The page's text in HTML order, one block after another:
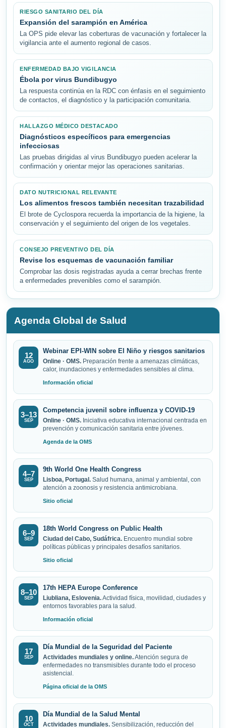
RIESGO SANITARIO DEL DÍA
Expansión del sarampión en América
La OPS pide elevar las coberturas de vacunación y fortalecer la
vigilancia ante el aumento regional de casos.
ENFERMEDAD BAJO VIGILANCIA
Ébola por virus Bundibugyo
La respuesta continúa en la RDC con énfasis en el seguimiento
de contactos, el diagnóstico y la participación comunitaria.
HALLAZGO MÉDICO DESTACADO
Diagnósticos específicos para emergencias
infecciosas
Las pruebas dirigidas al virus Bundibugyo pueden acelerar la
confirmación y orientar mejor las operaciones sanitarias.
DATO NUTRICIONAL RELEVANTE
Los alimentos frescos también necesitan trazabilidad
El brote de Cyclospora recuerda la importancia de la higiene, la
conservación y el seguimiento del origen de los vegetales.
CONSEJO PREVENTIVO DEL DÍA
Revise los esquemas de vacunación familiar
Comprobar las dosis registradas ayuda a cerrar brechas frente
a enfermedades prevenibles como el sarampión.
Agenda Global de Salud
12
AGO
Webinar EPI-WIN sobre El Niño y riesgos sanitarios
Online · OMS. Preparación frente a amenazas climáticas,
calor, inundaciones y enfermedades sensibles al clima.
Información oficial
3–13
SEP
Competencia juvenil sobre influenza y COVID-19
Online · OMS. Iniciativa educativa internacional centrada en
prevención y comunicación sanitaria entre jóvenes.
Agenda de la OMS
4–7
SEP
9th World One Health Congress
Lisboa, Portugal. Salud humana, animal y ambiental, con
atención a zoonosis y resistencia antimicrobiana.
Sitio oficial
6–9
SEP
18th World Congress on Public Health
Ciudad del Cabo, Sudáfrica. Encuentro mundial sobre
políticas públicas y principales desafíos sanitarios.
Sitio oficial
8–10
SEP
17th HEPA Europe Conference
Liubliana, Eslovenia.Actividad física, movilidad, ciudades y
entornos favorables para la salud.
Información oficial
17
SEP
Día Mundial de la Seguridad del Paciente
Actividades mundiales y online.Atención segura de
enfermedades no transmisibles durante todo el proceso
asistencial.
Página oficial de la OMS
10
OCT
Día Mundial de la Salud Mental
Actividades mundiales. Sensibilización, reducción del